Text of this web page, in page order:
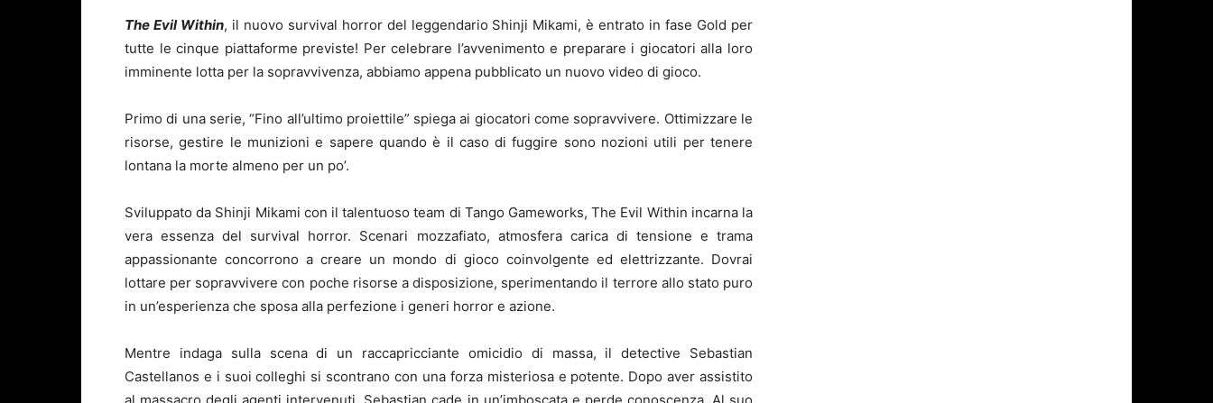
The Evil Within, il nuovo survival horror del leggendario Shinji Mikami, è entrato in fase Gold per
tutte le cinque piattaforme previste! Per celebrare l’avvenimento e preparare i giocatori alla loro
imminente lotta per la sopravvivenza, abbiamo appena pubblicato un nuovo video di gioco.
Primo di una serie, “Fino all’ultimo proiettile” spiega ai giocatori come sopravvivere. Ottimizzare le
risorse, gestire le munizioni e sapere quando è il caso di fuggire sono nozioni utili per tenere
lontana la morte almeno per un po’.
Sviluppato da Shinji Mikami con il talentuoso team di Tango Gameworks, The Evil Within incarna la
vera essenza del survival horror. Scenari mozzafiato, atmosfera carica di tensione e trama
appassionante concorrono a creare un mondo di gioco coinvolgente ed elettrizzante. Dovrai
lottare per sopravvivere con poche risorse a disposizione, sperimentando il terrore allo stato puro
in un’esperienza che sposa alla perfezione i generi horror e azione.
Mentre indaga sulla scena di un raccapricciante omicidio di massa, il detective Sebastian
Castellanos e i suoi colleghi si scontrano con una forza misteriosa e potente. Dopo aver assistito